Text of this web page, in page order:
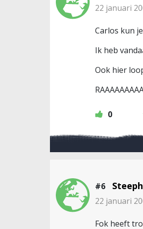
22 januari
Carlos kun
Ik heb
Ook hier
0
#6 Steeph
22 januari
Fok heeft